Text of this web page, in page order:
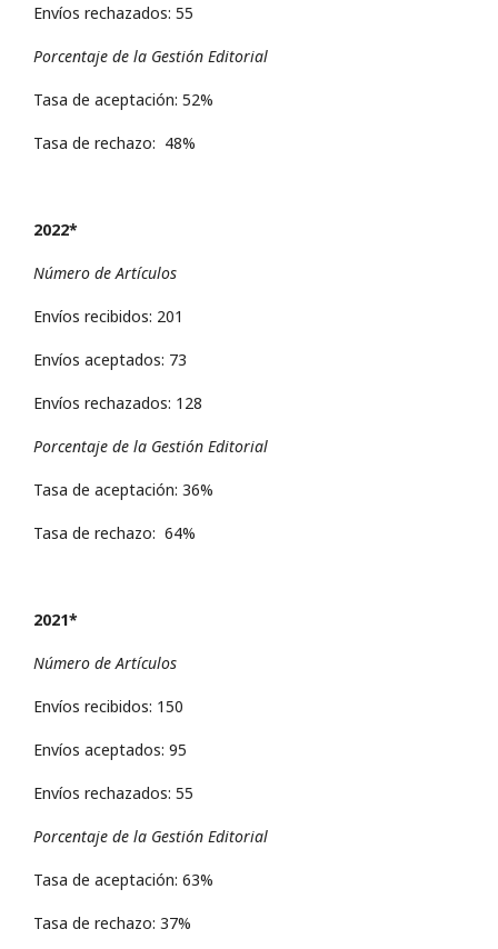
Envíos rechazados: 55
Porcentaje de la Gestión Editorial
Tasa de aceptación: 52%
Tasa de rechazo: 48%
2022*
Número de Artículos
Envíos recibidos: 201
Envíos aceptados: 73
Envíos rechazados: 128
Porcentaje de la Gestión Editorial
Tasa de aceptación: 36%
Tasa de rechazo: 64%
2021*
Número de Artículos
Envíos recibidos: 150
Envíos aceptados: 95
Envíos rechazados: 55
Porcentaje de la Gestión Editorial
Tasa de aceptación: 63%
Tasa de rechazo: 37%